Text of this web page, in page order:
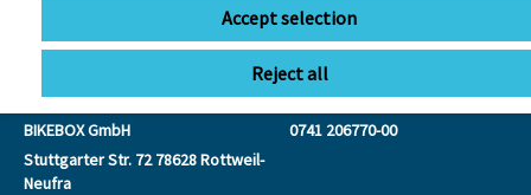
CONTACT
BIKEBOX GmbH
Stuttgarter Str. 72 78628 Rottweil-
Neufra
0741 206770-00
Accept selection
Reject all